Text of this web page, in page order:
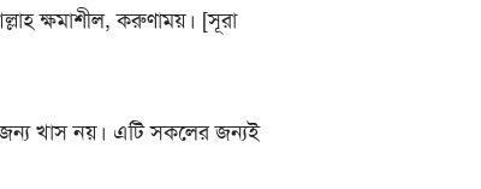
ক্ষমাশীল, করুণাময়। [সূরা
জন্য খাস নয়। এটি সকলের জন্যই